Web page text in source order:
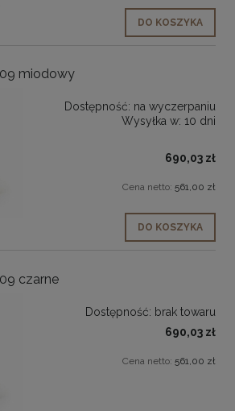
DO KOSZYKA
miodowy
Dostępność: na wyczerpaniu
Wysyłka w: 10 dni
690,03 zł
Cena netto: 561,00 zł
DO KOSZYKA
czarne
Dostępność: brak towaru
690,03 zł
Cena netto: 561,00 zł